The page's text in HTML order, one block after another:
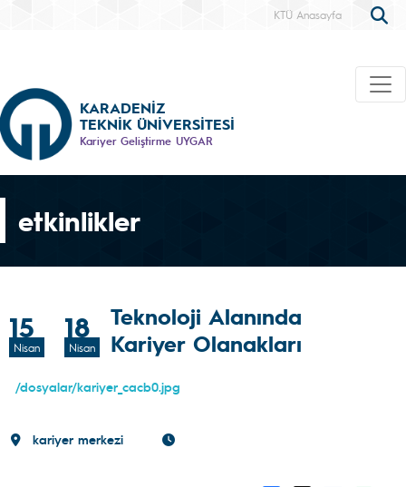
KTÜ Anasayfa
KARADENİZ
TEKNİK ÜNİVERSİTESİ
Kariyer Geliştirme UYGAR
etkinlikler
15
Nisan
18
Nisan
Teknoloji Alanında
Kariyer Olanakları
/dosyalar/kariyer_cacb0.jpg
kariyer merkezi